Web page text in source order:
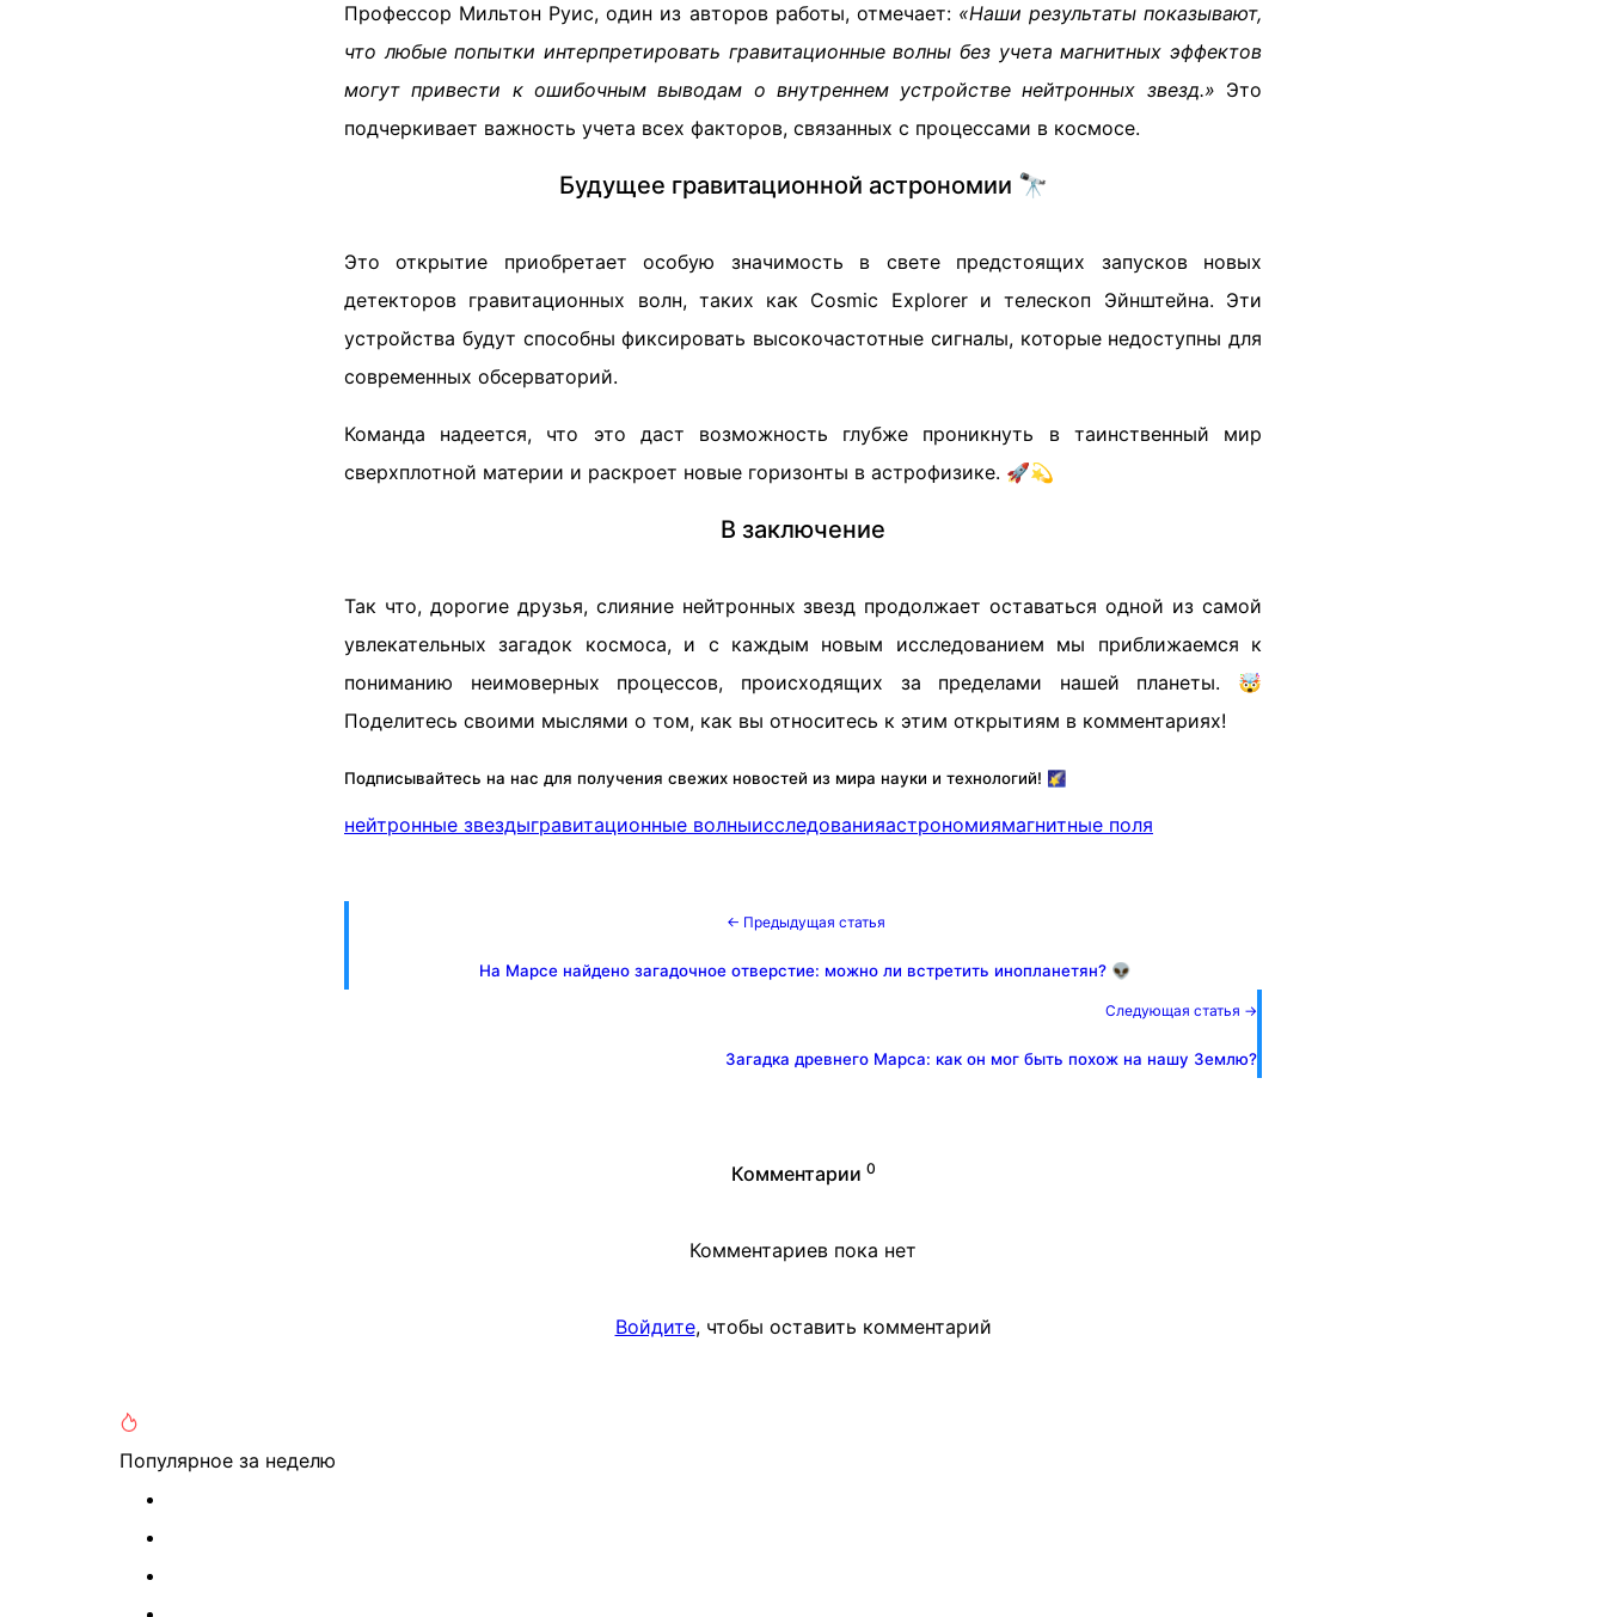
Профессор Мильтон Руис, один из авторов работы, отмечает: «Наши результаты показывают,
что любые попытки интерпретировать гравитационные волны без учета магнитных эффектов
могут привести к ошибочным выводам о внутреннем устройстве нейтронных звезд.» Это
подчеркивает важность учета всех факторов, связанных с процессами в космосе.
Будущее гравитационной астрономии 🔭
Это открытие приобретает особую значимость в свете предстоящих запусков новых
детекторов гравитационных волн, таких как Cosmic Explorer и телескоп Эйнштейна. Эти
устройства будут способны фиксировать высокочастотные сигналы, которые недоступны для
современных обсерваторий.
Команда надеется, что это даст возможность глубже проникнуть в таинственный мир
сверхплотной материи и раскроет новые горизонты в астрофизике. 🚀💫
В заключение
Так что, дорогие друзья, слияние нейтронных звезд продолжает оставаться одной из самой
увлекательных загадок космоса, и с каждым новым исследованием мы приближаемся к
пониманию неимоверных процессов, происходящих за пределами нашей планеты. 🤯
Поделитесь своими мыслями о том, как вы относитесь к этим открытиям в комментариях!
Подписывайтесь на нас для получения свежих новостей из мира науки и технологий! 🌠
нейтронные звездыгравитационные волныисследованияастрономиямагнитные поля
← Предыдущая статья
На Марсе найдено загадочное отверстие: можно ли встретить инопланетян? 👽
Следующая статья →
Загадка древнего Марса: как он мог быть похож на нашу Землю?
Комментарии 0
Комментариев пока нет
Войдите, чтобы оставить комментарий
Популярное за неделю